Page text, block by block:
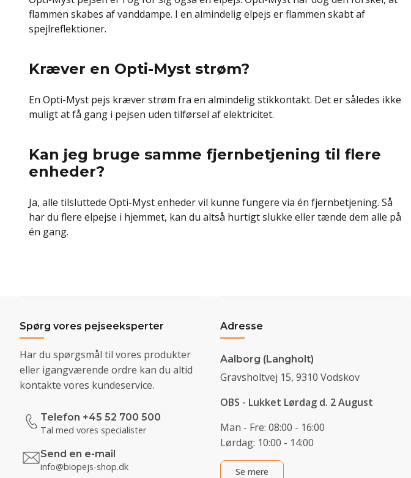
flammen skabes af vanddampe. I en almindelig elpejs er flammen skabt af
spejlreflektioner.
Kræver en Opti-Myst strøm?
En Opti-Myst pejs kræver strøm fra en almindelig stikkontakt. Det er således ikke
muligt at få gang i pejsen uden tilførsel af elektricitet.
Kan jeg bruge samme fjernbetjening til flere
enheder?
Ja, alle tilsluttede Opti-Myst enheder vil kunne fungere via én fjernbetjening. Så
har du flere elpejse i hjemmet, kan du altså hurtigt slukke eller tænde dem alle på
én gang.
Spørg vores pejseeksperter
Har du spørgsmål til vores produkter
eller igangværende ordre kan du altid
kontakte vores kundeservice.
Telefon +45 52 700 500
Tal med vores specialister
Send en e-mail
info@biopejs-shop.dk
Adresse
Aalborg (Langholt)
Gravsholtvej 15, 9310 Vodskov
OBS - Lukket Lørdag d. 2 August
Man - Fre: 08:00 - 16:00
Lørdag: 10:00 - 14:00
Se mere